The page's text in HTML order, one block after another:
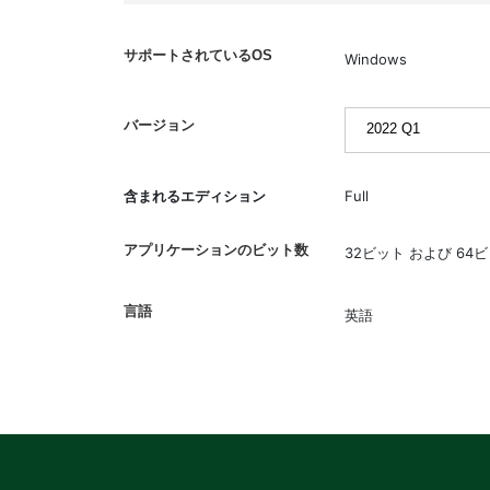
サポートされているOS Windows
バージョン
含まれるエディション Full
アプリケーションのビット数 32ビット および 64
言語 英語